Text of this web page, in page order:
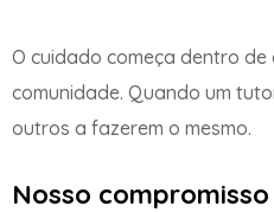
O cuidado começa dentro
comunidade. Quando um
outros a fazerem o mesmo.
Nosso